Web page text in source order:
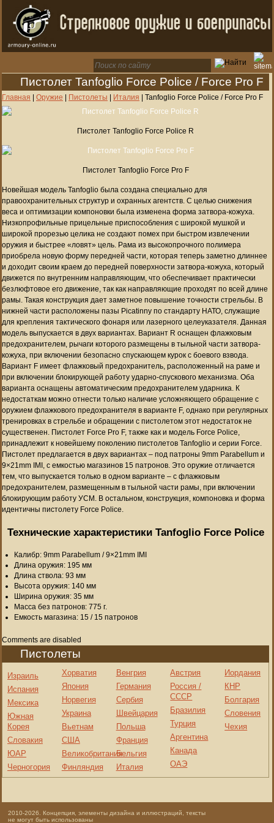
Пистолет Tanfoglio Force Police / Force Pro F
Главная | Оружие | Пистолеты | Италия | Tanfoglio Force Police / Force Pro F
Пистолет Tanfoglio Force Police R
Пистолет Tanfoglio Force Pro F
Новейшая модель Tanfoglio была создана специально для
правоохранительных структур и охранных агентств. С целью снижения
веса и оптимизации компоновки была изменена форма затвора-кожуха.
Низкопрофильные прицельные приспособления с широкой мушкой и
широкой прорезью целика не создают помех при быстром извлечении
оружия и быстрее «ловят» цель. Рама из высокопрочного полимера
приобрела новую форму передней части, которая теперь заметно длиннее
и доходит своим краем до передней поверхности затвора-кожуха, который
движется по внутренним направляющим, что обеспечивает практически
безлюфтовое его движение, так как направляющие проходят по всей длине
рамы. Такая конструкция дает заметное повышение точности стрельбы. В
нижней части расположены пазы Picatinny по стандарту НАТО, служащие
для крепления тактического фонаря или лазерного целеуказателя. Данная
модель выпускается в двух вариантах. Вариант R оснащен флажковым
предохранителем, рычаги которого размещены в тыльной части затвора-
кожуха, при включении безопасно спускающем курок с боевого взвода.
Вариант F имеет флажковый предохранитель, расположенный на раме и
при включении блокирующей работу ударно-спускового механизма. Оба
варианта оснащены автоматическим предохранителем ударника. К
недостаткам можно отнести только наличие усложняющего обращение с
оружием флажкового предохранителя в варианте F, однако при регулярных
тренировках в стрельбе и обращении с пистолетом этот недостаток не
существенен. Пистолет Force Pro F, также как и модель Force Police,
принадлежит к новейшему поколению пистолетов Tanfoglio и серии Force.
Пистолет предлагается в двух вариантах – под патроны 9mm Parabellum и
9×21mm IMI, с емкостью магазинов 15 патронов. Это оружие отличается
тем, что выпускается только в одном варианте – с флажковым
предохранителем, размещенным в тыльной части рамы, при включении
блокирующим работу УСМ. В остальном, конструкция, компоновка и форма
идентичны пистолету Force Police.
Технические характеристики Tanfoglio Force Police
Калибр: 9mm Parabellum / 9×21mm IMI
Длина оружия: 195 мм
Длина ствола: 93 мм
Высота оружия: 140 мм
Ширина оружия: 35 мм
Масса без патронов: 775 г.
Емкость магазина: 15 / 15 патронов
Comments are disabled
Пистолеты
Израиль
Испания
Мексика
Южная
Корея
Словакия
ЮАР
Черногория
Хорватия
Япония
Норвегия
Украина
Вьетнам
США
Великобритания
Финляндия
Венгрия
Германия
Сербия
Швейцария
Польша
Франция
Бельгия
Италия
Австрия
Россия /
СССР
Бразилия
Турция
Аргентина
Канада
ОАЭ
Иордания
КНР
Болгария
Словения
Чехия
2010-2026. Концепция, элементы дизайна и иллюстраций, тексты
не могут быть использованы